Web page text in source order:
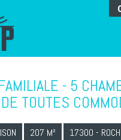
- 5
TOUTES
207 M² 17300 -